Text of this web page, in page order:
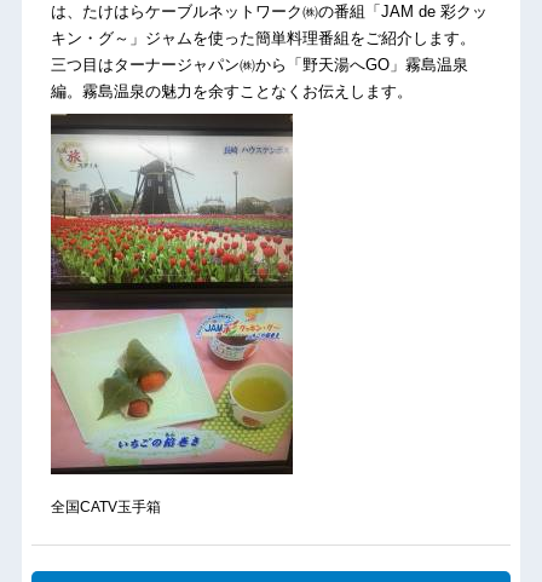
は、たけはらケーブルネットワーク㈱の番組「JAM de 彩クッ
キン・グ～」ジャムを使った簡単料理番組をご紹介します。
三つ目はターナージャパン㈱から「野天湯へGO」霧島温泉
編。霧島温泉の魅力を余すことなくお伝えします。
全国CATV玉手箱